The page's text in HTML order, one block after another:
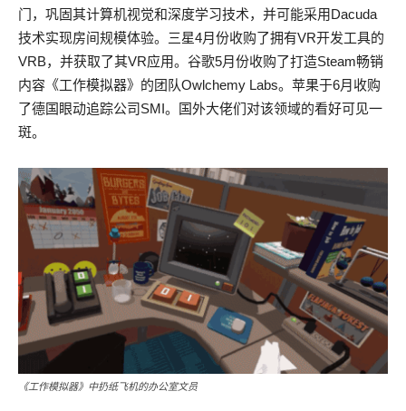
门，巩固其计算机视觉和深度学习技术，并可能采用Dacuda
技术实现房间规模体验。三星4月份收购了拥有VR开发工具的
VRB，并获取了其VR应用。谷歌5月份收购了打造Steam畅销
内容《工作模拟器》的团队Owlchemy Labs。苹果于6月收购
了德国眼动追踪公司SMI。国外大佬们对该领域的看好可见一
斑。
《工作模拟器》中扔纸飞机的办公室文员